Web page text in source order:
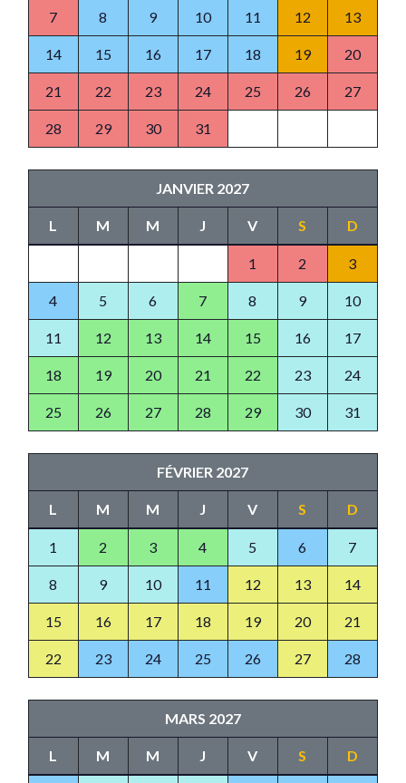
7 8 9 10 11 12 13
14 15 16 17 18 19 20
21 22 23 24 25 26 27
28 29 30 31
JANVIER 2027
L M M J V S D
1 2 3
4 5 6 7 8 9 10
11 12 13 14 15 16 17
18 19 20 21 22 23 24
25 26 27 28 29 30 31
FÉVRIER 2027
L M M J V S D
1 2 3 4 5 6 7
8 9 10 11 12 13 14
15 16 17 18 19 20 21
22 23 24 25 26 27 28
MARS 2027
L M M J V S D